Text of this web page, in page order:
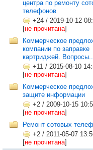
центра по ремонту
телефонов
+24 / 2019-10-12
[не прочитана]
Коммерческое
компании по заправке
картриджей.
+11 / 2015-08-10
[не прочитана]
Коммерческое
защите информации
+2 / 2009-10-15
[не прочитана]
Ремонт сотовых
+2 / 2011-05-07
[не прочитана]